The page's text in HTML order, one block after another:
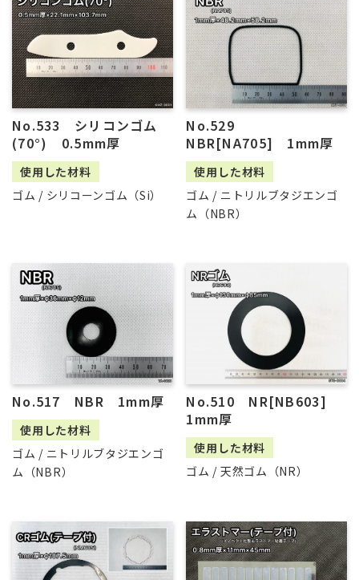
No.533 シリコンゴム
(70°) 0.5mm厚
使用した材料
ゴム / シリコーンゴム（Si）
No.529
NBR[NA705] 1mm厚
使用した材料
ゴム / ニトリルブタジエンゴ
ム（NBR）
No.517 NBR 1mm厚
使用した材料
ゴム / ニトリルブタジエンゴ
ム（NBR）
No.510 NR[NB603]
1mm厚
使用した材料
ゴム / 天然ゴム（NR）